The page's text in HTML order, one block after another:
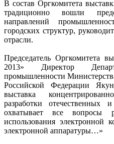
В состав Оргкомитета
традиционно вошли
направлений
городских структур,
отрасли.
Председатель Оргкомитета
2013» Директор
промышленности
Российской Федерации
выставка
разработки
охватывает все вопросы
использования электронной
электронной аппаратуры…»